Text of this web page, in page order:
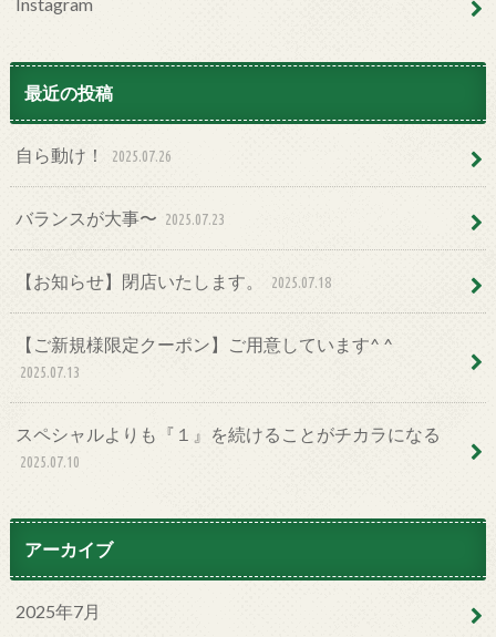
Instagram
最近の投稿
自ら動け！ 2025.07.26
バランスが大事〜 2025.07.23
【お知らせ】閉店いたします。 2025.07.18
【ご新規様限定クーポン】ご用意しています^ ^
2025.07.13
スペシャルよりも『１』を続けることがチカラになる
2025.07.10
アーカイブ
2025年7月